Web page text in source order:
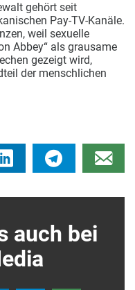
gehört seit
Pay-TV-Kanäle.
weil sexuelle
Abbey“ als grausame
gezeigt wird,
der menschlichen
auch bei